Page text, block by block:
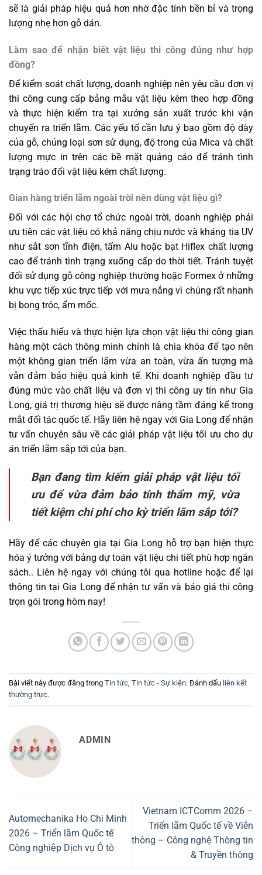
sẽ là giải pháp hiệu quả hơn nhờ đặc tính bền bỉ và trọng
lượng nhẹ hơn gỗ dán.
Làm sao để nhận biết vật liệu thi công đúng như hợp
đồng?
Để kiểm soát chất lượng, doanh nghiệp nên yêu cầu đơn vị
thi công cung cấp bảng mẫu vật liệu kèm theo hợp đồng
và thực hiện kiểm tra tại xưởng sản xuất trước khi vận
chuyển ra triển lãm. Các yếu tố cần lưu ý bao gồm độ dày
của gỗ, chủng loại sơn sử dụng, độ trong của Mica và chất
lượng mực in trên các bề mặt quảng cáo để tránh tình
trạng tráo đổi vật liệu kém chất lượng.
Gian hàng triển lãm ngoài trời nên dùng vật liệu gì?
Đối với các hội chợ tổ chức ngoài trời, doanh nghiệp phải
ưu tiên các vật liệu có khả năng chịu nước và kháng tia UV
như sắt sơn tĩnh điện, tấm Alu hoặc bạt Hiflex chất lượng
cao để tránh tình trạng xuống cấp do thời tiết. Tránh tuyệt
đối sử dụng gỗ công nghiệp thường hoặc Formex ở những
khu vực tiếp xúc trực tiếp với mưa nắng vì chúng rất nhanh
bị bong tróc, ẩm mốc.
Việc thấu hiểu và thực hiện lựa chọn vật liệu thi công gian
hàng một cách thông minh chính là chìa khóa để tạo nên
một không gian triển lãm vừa an toàn, vừa ấn tượng mà
vẫn đảm bảo hiệu quả kinh tế. Khi doanh nghiệp đầu tư
đúng mức vào chất liệu và đơn vị thi công uy tín như Gia
Long, giá trị thương hiệu sẽ được nâng tầm đáng kể trong
mắt đối tác quốc tế. Hãy liên hệ ngay với Gia Long để nhận
tư vấn chuyên sâu về các giải pháp vật liệu tối ưu cho dự
án triển lãm sắp tới của bạn.
Bạn đang tìm kiếm giải pháp vật liệu tối
ưu để vừa đảm bảo tính thẩm mỹ, vừa
tiết kiệm chi phí cho kỳ triển lãm sắp tới?
Hãy để các chuyên gia tại Gia Long hỗ trợ bạn hiện thực
hóa ý tưởng với bảng dự toán vật liệu chi tiết phù hợp ngân
sách.. Liên hệ ngay với chúng tôi qua hotline hoặc để lại
thông tin tại Gia Long để nhận tư vấn và báo giá thi công
trọn gói trong hôm nay!
Bài viết này được đăng trong Tin tức, Tin tức - Sự kiện. Đánh dấu liên kết
thường trực.
ADMIN
Automechanika Ho Chi Minh
2026 – Triển lãm Quốc tế
Công nghiệp Dịch vụ Ô tô
Vietnam ICTComm 2026 –
Triển lãm Quốc tế về Viễn
thông – Công nghệ Thông tin
& Truyền thông